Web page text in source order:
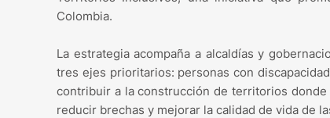
Colombia.
La estrategia acompaña a alcaldías y
tres ejes prioritarios: personas con
contribuir a la construcción de territorios
reducir brechas y mejorar la calidad de vida de